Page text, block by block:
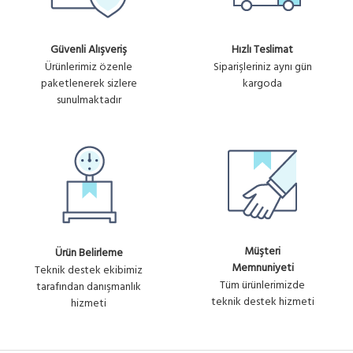
Güvenli Alışveriş
Ürünlerimiz özenle
paketlenerek sizlere
sunulmaktadır
Hızlı Teslimat
Siparişleriniz aynı gün
kargoda
Ürün Belirleme
Teknik destek ekibimiz
tarafından danışmanlık
hizmeti
Müşteri
Memnuniyeti
Tüm ürünlerimizde
teknik destek hizmeti